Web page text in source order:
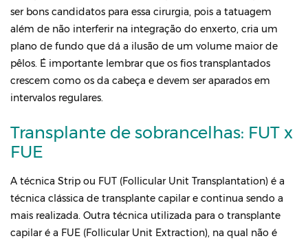
ser bons candidatos para essa cirurgia, pois a tatuagem
além de não interferir na integração do enxerto, cria um
plano de fundo que dá a ilusão de um volume maior de
pêlos. É importante lembrar que os fios transplantados
crescem como os da cabeça e devem ser aparados em
intervalos regulares.
Transplante de sobrancelhas: FUT x
FUE
A técnica Strip ou FUT (Follicular Unit Transplantation) é a
técnica clássica de transplante capilar e continua sendo a
mais realizada. Outra técnica utilizada para o transplante
capilar é a FUE (Follicular Unit Extraction), na qual não é